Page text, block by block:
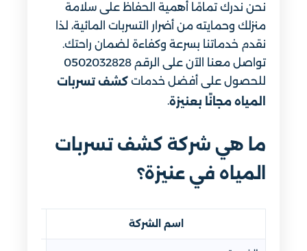
نحن ندرك تمامًا أهمية الحفاظ على سلامة
منزلك وحمايته من أضرار التسربات المائية، لذا
نقدم خدماتنا بسرعة وكفاءة لضمان راحتك.
تواصل معنا الآن على الرقم 0502032828
للحصول على أفضل خدمات كشف تسربات
المياه مجانًا بعنيزة.
ما هي شركة كشف تسربات
المياه في عنيزة؟
اسم الشركة